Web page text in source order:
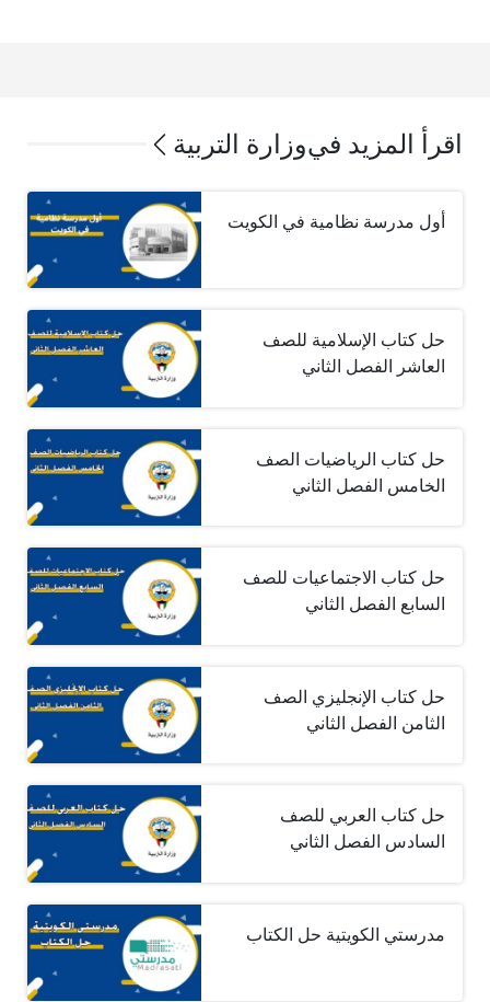
اقرأ المزيد فيوزارة التربية
أول مدرسة نظامية في الكويت
حل كتاب الإسلامية للصف
العاشر الفصل الثاني
حل كتاب الرياضيات الصف
الخامس الفصل الثاني
حل كتاب الاجتماعيات للصف
السابع الفصل الثاني
حل كتاب الإنجليزي الصف
الثامن الفصل الثاني
حل كتاب العربي للصف
السادس الفصل الثاني
مدرستي الكويتية حل الكتاب